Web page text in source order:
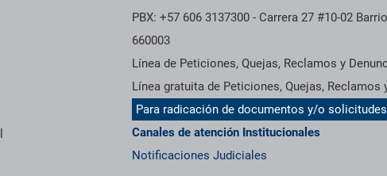
PBX: +57 606 3137300 - Carrera 27 #10-02
660003
Línea de Peticiones, Quejas, Reclamos y
Línea gratuita de Peticiones, Quejas,
Para radicación de documentos y/o
Canales de atención Institucionales
Notificaciones Judiciales